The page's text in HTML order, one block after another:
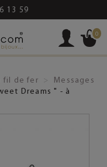
13 59
0
fil de fer
Messages
Dreams " - à